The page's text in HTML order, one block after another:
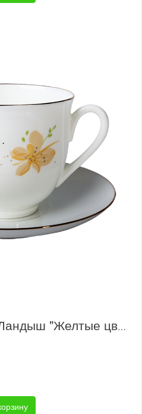
Чашка с блюдцем Ландыш "Желтые цветы"